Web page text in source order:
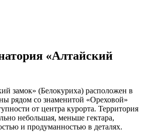
«Алтайский
замок» (Белокуриха) расположен в
рядом со знаменитой «Ореховой»
от центра курорта. Территория
небольшая, меньше гектара,
и продуманностью в деталях.